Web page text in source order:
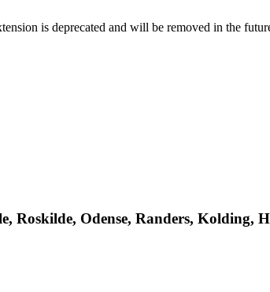
is deprecated and will be removed in the
Odense, Randers, Kolding,